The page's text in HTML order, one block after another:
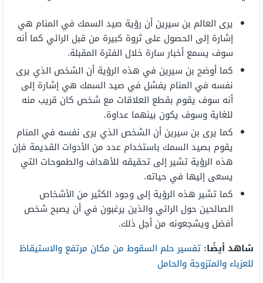
يرى العالم بن سيرين أن رؤية صيد السمك في المنام هي
إشارة إلى الحصول على ثروة كبيرة من قبل الرائي كما أنه
سوف يسمع أخبار سارة خلال الفترة المقبلة.
كما أوضح بن سيرين في هذه الرؤية أن الشخص الذي يرى
نفسه في المنام يفشل في صيد السمك هي إشارة إلى
أنه سوف يقوم بقطع العلاقات مع شخص كان قريب منه
للغاية وسوف يكون بينهما عداوة.
كما يرى بن سيرين أن الشخص الذي يرى نفسه في المنام
يقوم بصيد السمك باستخدام عدد من الأدوات القديمة فإن
هذه الرؤية تشير إلى تحقيقه للأهداف والطموحات التي
يسعى إليها في حياته.
كما تشير هذه الرؤية إلى وجود الكثير من الأشخاص
الصالحين حول الرائي والذين يرغبون في أن يصبح شخص
أفضل ويشجعونه من أجل ذلك.
شاهد أيضًا: تفسير حلم السقوط من مكان مرتفع والاستيقاظ
للعزباء والمتزوجة والحامل